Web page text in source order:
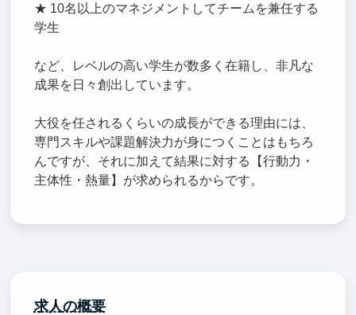
★ 10名以上のマネジメントしてチームを兼任する
学生
など、レベルの高い学生が数多く在籍し、非凡な
成果を日々創出しています。
大役を任されるくらいの成長ができる理由には、
専門スキルや課題解決力が身につくことはもちろ
んですが、それに加えて結果に対する【行動力・
主体性・熱量】が求められるからです。
求人の概要